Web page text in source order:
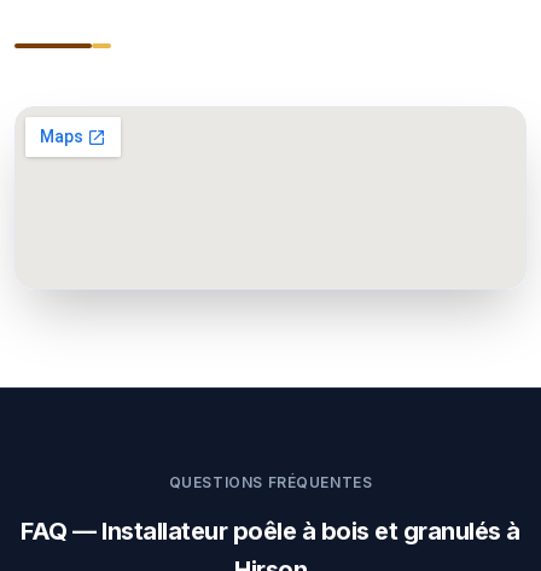
QUESTIONS FRÉQUENTES
FAQ — Installateur poêle à bois et granulés à